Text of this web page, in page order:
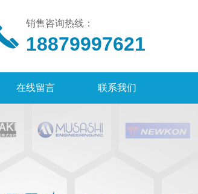
销售咨询热线：
18879997621
在线留言 联系我们